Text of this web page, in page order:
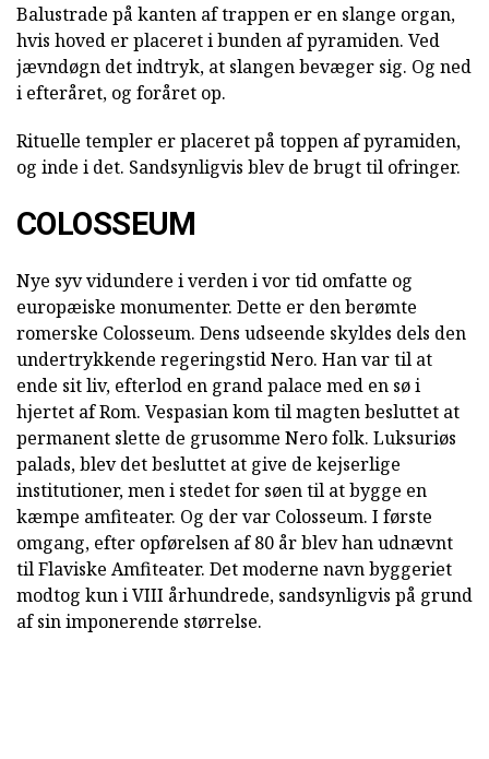
Balustrade på kanten af trappen er en slange organ,
hvis hoved er placeret i bunden af pyramiden. Ved
jævndøgn det indtryk, at slangen bevæger sig. Og ned
i efteråret, og foråret op.
Rituelle templer er placeret på toppen af pyramiden,
og inde i det. Sandsynligvis blev de brugt til ofringer.
COLOSSEUM
Nye syv vidundere i verden i vor tid omfatte og
europæiske monumenter. Dette er den berømte
romerske Colosseum. Dens udseende skyldes dels den
undertrykkende regeringstid Nero. Han var til at
ende sit liv, efterlod en grand palace med en sø i
hjertet af Rom. Vespasian kom til magten besluttet at
permanent slette de grusomme Nero folk. Luksuriøs
palads, blev det besluttet at give de kejserlige
institutioner, men i stedet for søen til at bygge en
kæmpe amfiteater. Og der var Colosseum. I første
omgang, efter opførelsen af 80 år blev han udnævnt
til Flaviske Amfiteater. Det moderne navn byggeriet
modtog kun i VIII århundrede, sandsynligvis på grund
af sin imponerende størrelse.